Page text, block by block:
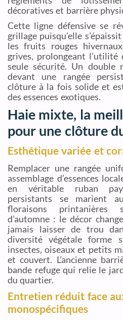
décoratives et barrière
Cette ligne défensive se
grillage puisqu’elle
les fruits rouges
grives, prolongeant
seule sécurité. Un double
devant une rangée
clôture à la fois solide et
des essences exotiques.
Haie mixte, la
pour une clôture
Esthétique variée et
Remplacer une rangée
assemblage d’essences
en véritable ruban
persistants se marient
floraisons printanières
d’automne : le décor
jamais laisser de trou
diversité végétale forme
insectes, oiseaux et petits
et couvert. L’ancienne
bande refuge qui relie le
du quartier.
Entretien réduit face
monospécifiques